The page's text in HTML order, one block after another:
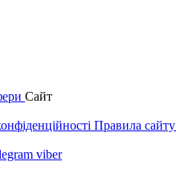
Сайт
Правила сайту
viber